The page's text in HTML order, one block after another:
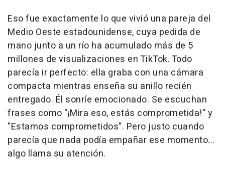
Eso fue exactamente lo que vivió una pareja del
Medio Oeste estadounidense, cuya pedida de
mano junto a un río ha acumulado más de 5
millones de visualizaciones en TikTok. Todo
parecía ir perfecto: ella graba con una cámara
compacta mientras enseña su anillo recién
entregado. Él sonríe emocionado. Se escuchan
frases como "¡Mira eso, estás comprometida!" y
"Estamos comprometidos". Pero justo cuando
parecía que nada podía empañar ese momento...
algo llama su atención.